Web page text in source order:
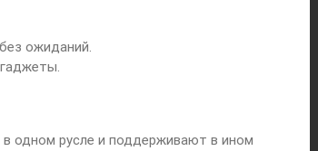
ожиданий.
в одном русле и поддерживают в ином